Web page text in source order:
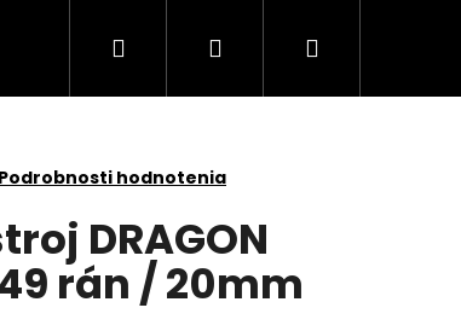
RAKETY RÍMSKE SVIECE
Hľadať PrihlásenieNákupný
Podrobnosti hodnotenia
DRAGON
rán / 20mm